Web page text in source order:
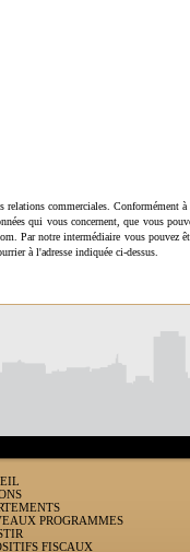
relations commerciales. Conformément à
qui vous concernent, que vous
Par notre intermédiaire vous pouvez
à l'adresse indiquée ci-dessus.
PROGRAMMES
FISCAUX